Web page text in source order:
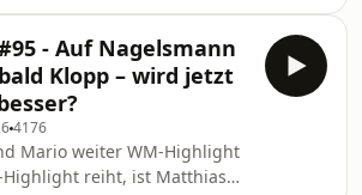
Schweiz. Außerdem:
wenig begeisternde Spanier
Donald Trump jetzt in die
Matthias und Mario
das Aus der USA mit dem
US-Nationalspieler Julian
Außerdem berichtet Messis
Mitspieler von dessen
- Auf Nagelsmann
Klopp – wird jetzt
4176
Mario weiter WM-Highlight
Highlight reiht, ist Matthias